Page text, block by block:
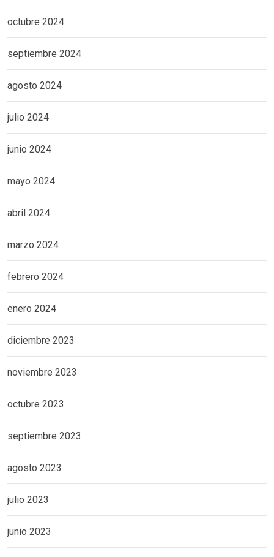
octubre 2024
septiembre 2024
agosto 2024
julio 2024
junio 2024
mayo 2024
abril 2024
marzo 2024
febrero 2024
enero 2024
diciembre 2023
noviembre 2023
octubre 2023
septiembre 2023
agosto 2023
julio 2023
junio 2023